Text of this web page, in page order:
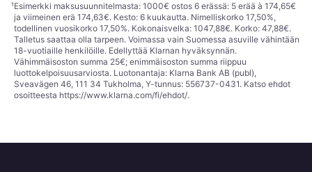
¹Esimerkki maksusuunnitelmasta: 1000€ ostos 6 erässä: 5 erää à 174,65€
ja viimeinen erä 174,63€. Kesto: 6 kuukautta. Nimelliskorko 17,50%,
todellinen vuosikorko 17,50%. Kokonaisvelka: 1047,88€. Korko: 47,88€.
Talletus saattaa olla tarpeen. Voimassa vain Suomessa asuville vähintään
18-vuotiaille henkilöille. Edellyttää Klarnan hyväksynnän.
Vähimmäisoston summa 25€; enimmäisoston summa riippuu
luottokelpoisuusarviosta. Luotonantaja: Klarna Bank AB (publ),
Sveavägen 46, 111 34 Tukholma, Y-tunnus: 556737-0431. Katso ehdot
osoitteesta https://www.klarna.com/fi/ehdot/.